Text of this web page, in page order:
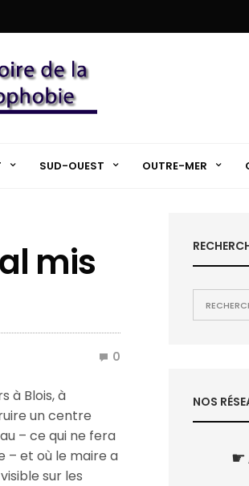
SUD-OUEST OUTRE-MER
mis
0
à Blois, à
un centre
– ce qui ne fera
– et où le maire a
sur les
NOS
☛